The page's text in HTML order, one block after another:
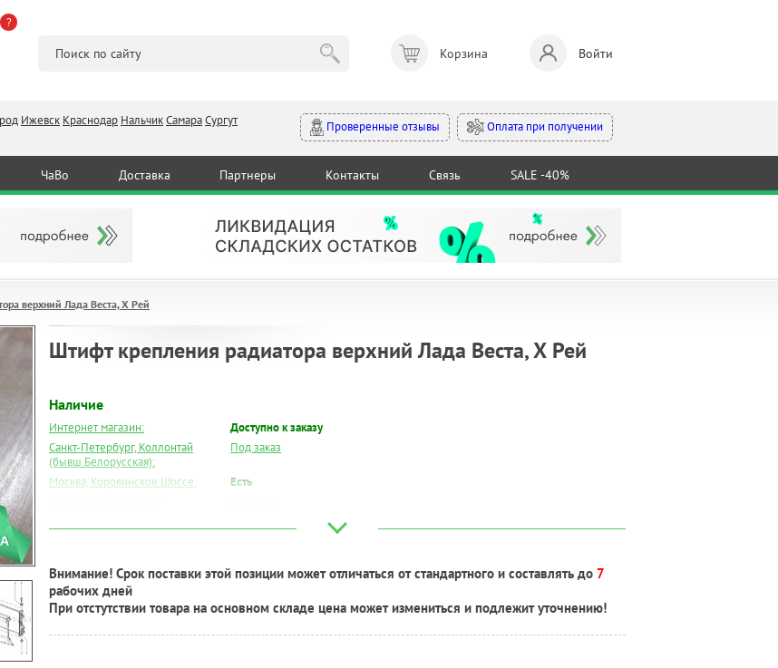
?
Корзина Войти
Ижевск Краснодар НальчикСамараСургут
Проверенные отзывы Оплата при получении
ЧаВо Доставка Партнеры Контакты Связь SALE -40%
верхний Лада Веста, Х Рей
Штифт крепления радиатора верхний Лада Веста, Х Рей
Наличие
Интернет магазин:
Доступно к заказу
Санкт-Петербург, Коллонтай
(бывш.Белорусская):
Под заказ
Москва, Коровинское Шоссе:
Есть
Самара:
Под заказ
Тверь:
Внимание! Срок поставки этой позиции может отличаться от стандартного и составлять до 7
рабочих дней
При отстутствии товара на основном складе цена может измениться и подлежит уточнению!